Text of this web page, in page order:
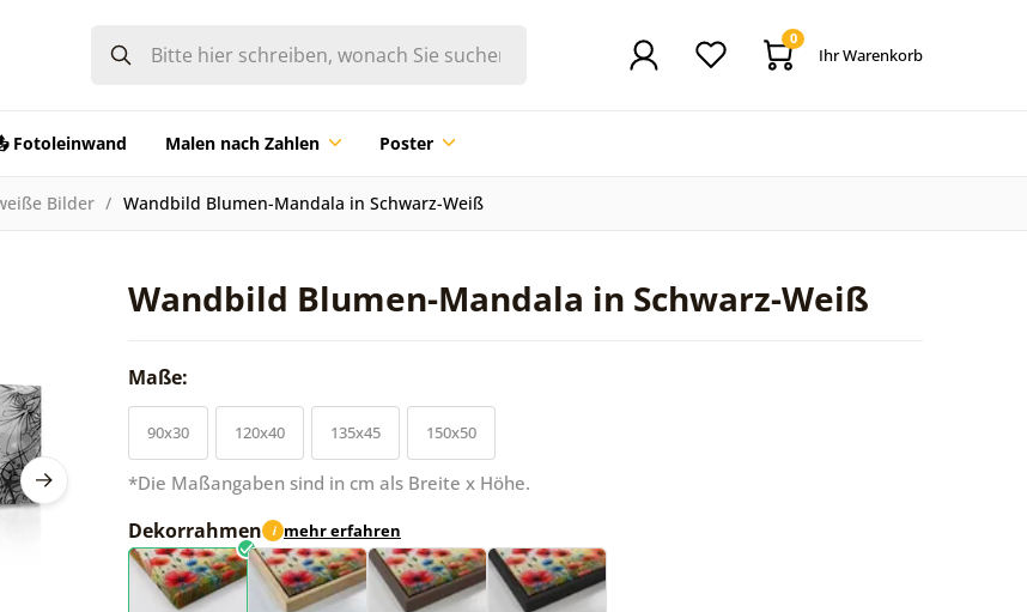
0
Ihr Warenkorb
Fotoleinwand Malen nach Zahlen Poster
Bilder Wandbild Blumen-Mandala in Schwarz-Weiß
Wandbild Blumen-Mandala in Schwarz-Weiß
Maße:
90x30 120x40 135x45 150x50
*Die Maßangaben sind in cm als Breite x Höhe.
Dekorrahmen i mehr erfahren